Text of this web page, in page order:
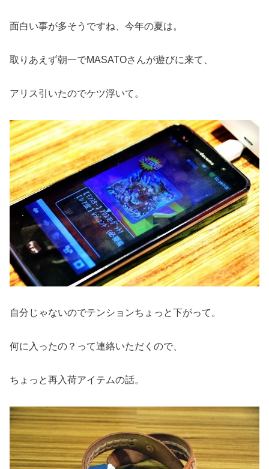
面白い事が多そうですね、今年の夏は。
取りあえず朝一でMASATOさんが遊びに来て、
アリス引いたのでケツ浮いて。
自分じゃないのでテンションちょっと下がって。
何に入ったの？って連絡いただくので、
ちょっと再入荷アイテムの話。